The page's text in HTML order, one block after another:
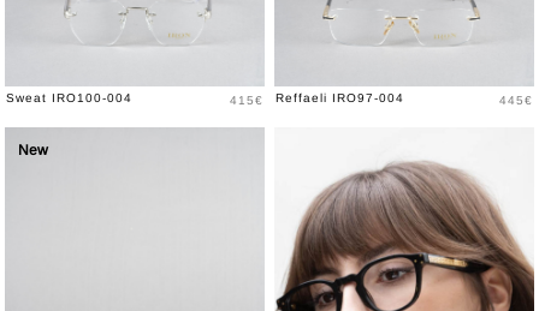
Sweat IRO100-004 Prix
415€ Reffaeli IRO97-004 Prix
445€
New